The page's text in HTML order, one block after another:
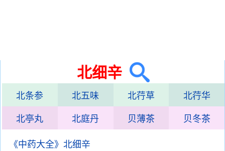
北细辛
北条参 北五味 北荇草 北荇华
北亭丸 北庭丹 贝薄茶 贝冬茶
《中药大全》北细辛